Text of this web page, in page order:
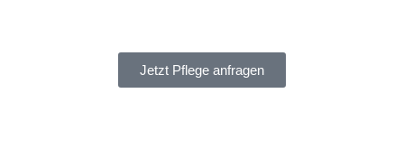
Jetzt Pflege anfragen